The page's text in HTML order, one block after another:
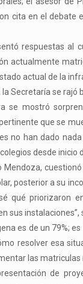
cita en el
respuestas
actualmente
actual de la
Secretaría se
se mostró
que se
no han dado
desde inicio
Mendoza,
posterior a su
qué priorizaron
sus instalaciones”,
es de un 79%;
resolver esa
las matriculas
de